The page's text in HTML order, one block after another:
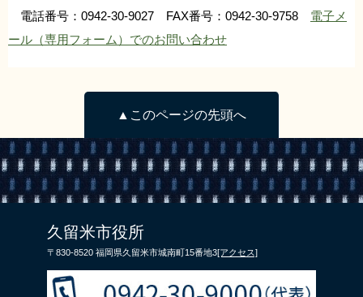
サイトについて
電話番号：0942-30-9027 FAX番号：0942-30-9758 電子メ
ール（専用フォーム）でのお問い合わせ
▲このページの先頭へ
久留米市役所
〒830-8520 福岡県久留米市城南町15番地3[アクセス]